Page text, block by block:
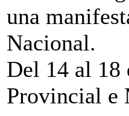
una
Nacional.
Del 14 al 18
Provincial e